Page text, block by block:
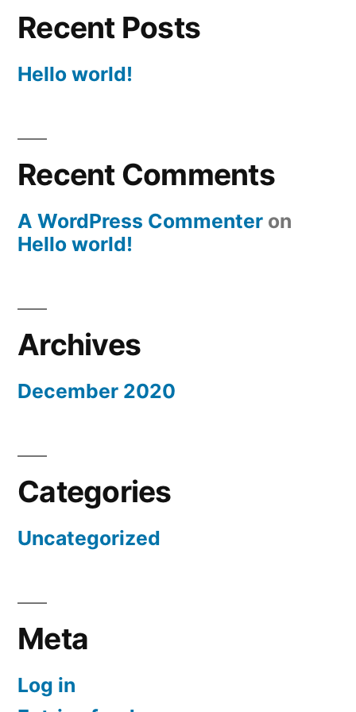
Recent Posts
Hello world!
Recent Comments
A WordPress Commenter on
Hello world!
Archives
December 2020
Categories
Uncategorized
Meta
Log in